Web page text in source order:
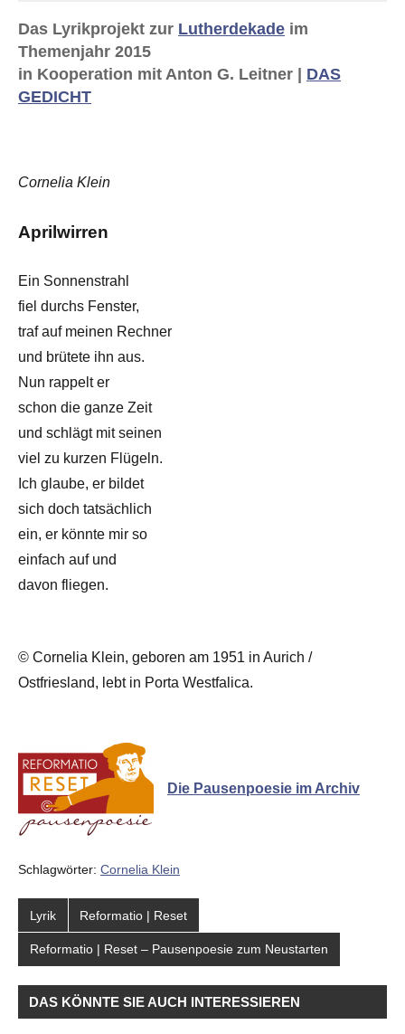
Das Lyrikprojekt zur Lutherdekade im
Themenjahr 2015
in Kooperation mit Anton G. Leitner | DAS
GEDICHT
Cornelia Klein
Aprilwirren
Ein Sonnenstrahl
fiel durchs Fenster,
traf auf meinen Rechner
und brütete ihn aus.
Nun rappelt er
schon die ganze Zeit
und schlägt mit seinen
viel zu kurzen Flügeln.
Ich glaube, er bildet
sich doch tatsächlich
ein, er könnte mir so
einfach auf und
davon fliegen.
© Cornelia Klein, geboren am 1951 in Aurich /
Ostfriesland, lebt in Porta Westfalica.
Die Pausenpoesie im Archiv
Schlagwörter: Cornelia Klein
Lyrik Reformatio | Reset
Reformatio | Reset – Pausenpoesie zum Neustarten
DAS KÖNNTE SIE AUCH INTERESSIEREN